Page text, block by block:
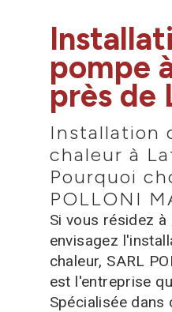
pompe
près de
Installation
chaleur à
Pourquoi
POLLONI
Si vous résidez
envisagez
chaleur, SARL
est l'entreprise
Spécialisée dans